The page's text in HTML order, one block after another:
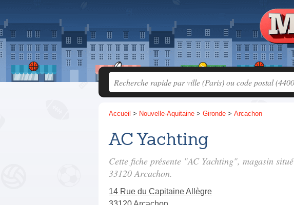
Accueil > Nouvelle-Aquitaine > Gironde > Arcachon
AC Yachting
Cette fiche présente "AC Yachting", magasin situé
33120 Arcachon.
14 Rue du Capitaine Allègre